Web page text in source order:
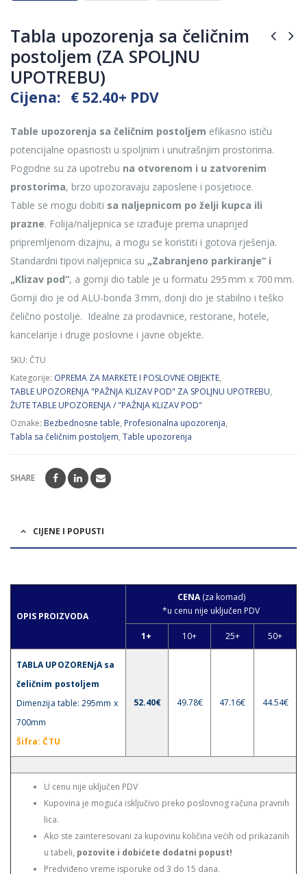
Tabla upozorenja sa čeličnim
postoljem (ZA SPOLJNU
UPOTREBU)
Cijena: € 52.40+ PDV
Table upozorenja sa čeličnim postoljem efikasno ističu
potencijalne opasnosti u spoljnim i unutrašnjim prostorima.
Pogodne su za upotrebu na otvorenom i u zatvorenim
prostorima, brzo upozoravaju zaposlene i posjetioce.
Table se mogu dobiti sa naljepnicom po želji kupca ili
prazne. Folija/naljepnica se izrađuje prema unaprijed
pripremljenom dizajnu, a mogu se koristiti i gotova rješenja.
Standardni tipovi naljepnica su „Zabranjeno parkiranje“ i
„Klizav pod“, a gornji dio table je u formatu 295 mm x 700 mm.
Gornji dio je od ALU-bonda 3 mm, donji dio je stabilno i teško
čelično postolje. Idealne za prodavnice, restorane, hotele,
kancelarije i druge poslovne i javne objekte.
SKU: ČTU
Kategorije: OPREMA ZA MARKETE I POSLOVNE OBJEKTE,
TABLE UPOZORENJA "PAŽNJA KLIZAV POD" ZA SPOLJNU UPOTREBU,
ŽUTE TABLE UPOZORENJA / "PAŽNJA KLIZAV POD"
Oznake: Bezbednosne table, Profesionalna upozorenja,
Tabla sa čeličnim postoljem, Table upozorenja
SHARE
CIJENE I POPUSTI
OPIS PROIZVODA
CENA(za komad)
*u cenu nije uključen PDV
1+ 10+ 25+ 50+
TABLA UPOZORENjA sa
čeličnim postoljem
Dimenzija table: 295mm x
700mm
Šifra: ČTU
52.40€ 49.78€ 47.16€ 44.54€
U cenu nije uključen PDV
Kupovina je moguća isključivo preko poslovnog računa pravnih
lica.
Ako ste zainteresovani za kupovinu količina većih od prikazanih
u tabeli, pozovite i dobićete dodatni popust!
Predviđeno vreme isporuke od 3 do 15 dana.